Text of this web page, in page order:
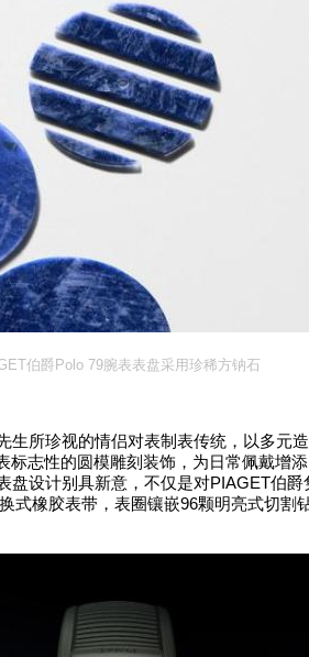
伯爵Polo 79腕表表盘采用珍稀方钠石
生所珍视的情侣对表制表传统，以多元
标志性的圆模雕刻装饰，为日常佩戴增
盘设计别具新意，不仅是对PIAGET伯爵
式橡胶表带，表圈镶嵌96颗明亮式切割